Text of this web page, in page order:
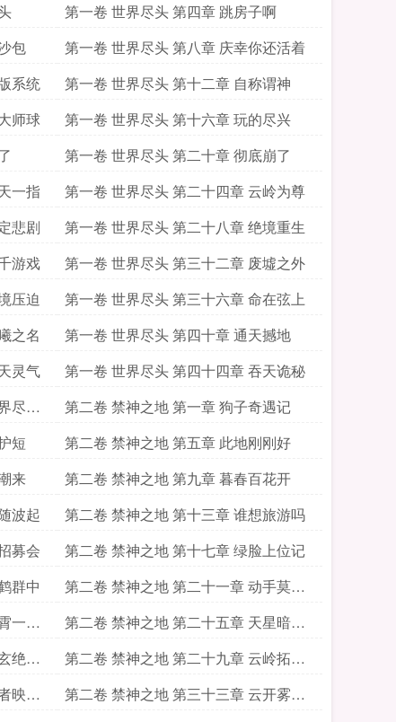
第一卷 世界尽头 第四章 跳房子啊
包
第一卷 世界尽头 第八章 庆幸你还活着
系统
第一卷 世界尽头 第十二章 自称谓神
师球
第一卷 世界尽头 第十六章 玩的尽兴
第一卷 世界尽头 第二十章 彻底崩了
一指
第一卷 世界尽头 第二十四章 云岭为尊
悲剧
第一卷 世界尽头 第二十八章 绝境重生
游戏
第一卷 世界尽头 第三十二章 废墟之外
压迫
第一卷 世界尽头 第三十六章 命在弦上
之名
第一卷 世界尽头 第四十章 通天撼地
灵气
第一卷 世界尽头 第四十四章 吞天诡秘
尽头
第二卷 禁神之地 第一章 狗子奇遇记
短
第二卷 禁神之地 第五章 此地刚刚好
来
第二卷 禁神之地 第九章 暮春百花开
波起
第二卷 禁神之地 第十三章 谁想旅游吗
募会
第二卷 禁神之地 第十七章 绿脸上位记
群中
第二卷 禁神之地 第二十一章 动手莫多
言
一剑
第二卷 禁神之地 第二十五章 天星暗潮
涌
绝锋
第二卷 禁神之地 第二十九章 云岭拓展
方案
映绝
第二卷 禁神之地 第三十三章 云开雾散